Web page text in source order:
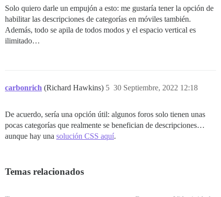
Solo quiero darle un empujón a esto: me gustaría tener la opción de
habilitar las descripciones de categorías en móviles también.
Además, todo se apila de todos modos y el espacio vertical es
ilimitado…
carbonrich (Richard Hawkins) 30 Septiembre, 2022 12:18
5
De acuerdo, sería una opción útil: algunos foros solo tienen unas
pocas categorías que realmente se benefician de descripciones…
aunque hay una solución CSS aquí.
Temas relacionados